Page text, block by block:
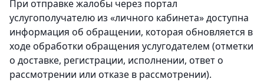
При отправке жалобы через портал
услугополучателю из «личного кабинета» доступна
информация об обращении, которая обновляется в
ходе обработки обращения услугодателем (отметки
о доставке, регистрации, исполнении, ответ о
рассмотрении или отказе в рассмотрении).